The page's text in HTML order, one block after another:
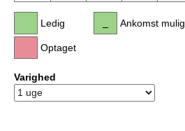
Ledig
Optaget
Ankomst mulig
Varighed